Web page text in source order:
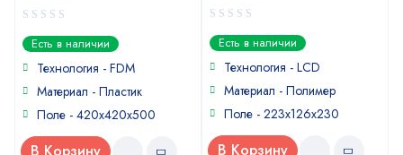
0
out
of
Есть в наличии
Технология - FDM
Материал - Пластик
Поле - 420x420x500
0
out
of
Есть в наличии
Технология - LCD
Материал - Полимер
Поле - 223х126х230
В Корзину